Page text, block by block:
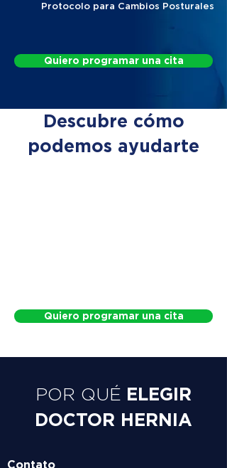
Protocolo para Cambios Posturales
Quiero programar una cita
Descubre cómo
podemos ayudarte
Quiero programar una cita
POR QUÉ ELEGIR
DOCTOR HERNIA
Contato